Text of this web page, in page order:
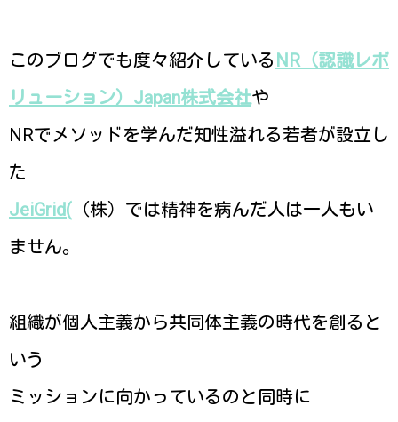
このブログでも度々紹介している NR（認識レボ
リューション）Japan株式会社や
NRでメソッドを学んだ知性溢れる若者が設立し
た
JeiGrid( （株）では精神を病んだ人は一人もい
ません。
組織が個人主義から共同体主義の時代を創ると
いう
ミッションに向かっているのと同時に